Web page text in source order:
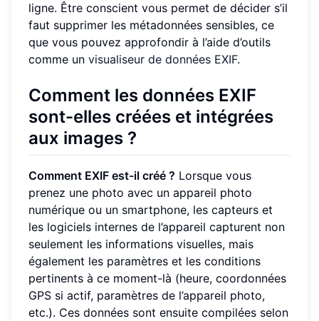
ligne. Être conscient vous permet de décider s’il
faut supprimer les métadonnées sensibles, ce
que vous pouvez approfondir à l’aide d’outils
comme un visualiseur de données EXIF.
Comment les données EXIF
sont-elles créées et intégrées
aux images ?
Comment EXIF est-il créé ? Lorsque vous
prenez une photo avec un appareil photo
numérique ou un smartphone, les capteurs et
les logiciels internes de l’appareil capturent non
seulement les informations visuelles, mais
également les paramètres et les conditions
pertinents à ce moment-là (heure, coordonnées
GPS si actif, paramètres de l’appareil photo,
etc.). Ces données sont ensuite compilées selon